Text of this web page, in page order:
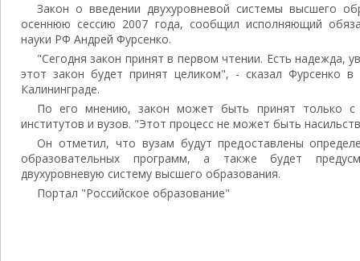
Закон о введении двухуровневой системы высшего
осеннюю сессию 2007 года, сообщил исполняющий
науки РФ Андрей Фурсенко.
"Сегодня закон принят в первом чтении. Есть надежда,
этот закон будет принят целиком", - сказал Фурсенко в
Калининграде.
По его мнению, закон может быть принят только с
институтов и вузов. "Этот процесс не может быть
Он отметил, что вузам будут предоставлены
образовательных программ, а также будет
двухуровневую систему высшего образования.
Портал "Российское образование"